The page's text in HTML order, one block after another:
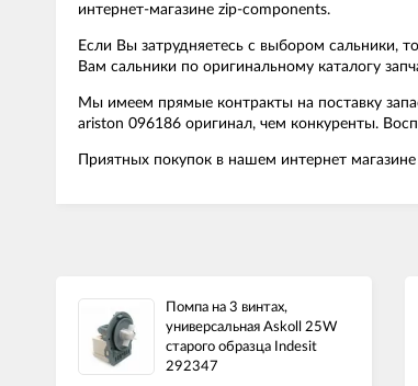
интернет-магазине zip-components.
Если Вы затрудняетесь с выбором
Вам сальники по оригинальному каталогу
Мы имеем прямые контракты на поставку
ariston 096186 оригинал, чем конкуренты.
Приятных покупок в нашем интернет
Помпа на 3 винтах,
универсальная Askoll 25W
старого образца Indesit
292347